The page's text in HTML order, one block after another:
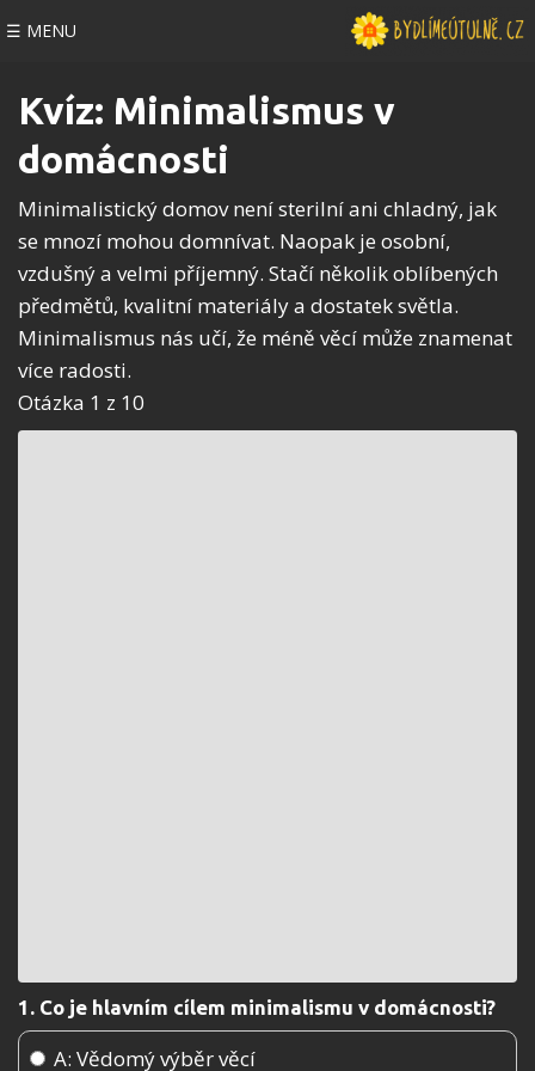
☰ MENU
Kvíz: Minimalismus v
domácnosti
Minimalistický domov není sterilní ani chladný, jak
se mnozí mohou domnívat. Naopak je osobní,
vzdušný a velmi příjemný. Stačí několik oblíbených
předmětů, kvalitní materiály a dostatek světla.
Minimalismus nás učí, že méně věcí může znamenat
více radosti.
Otázka 1 z 10
1. Co je hlavním cílem minimalismu v domácnosti?
A: Vědomý výběr věcí